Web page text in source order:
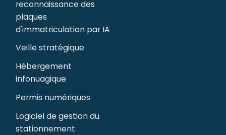
reconnaissance des
plaques
d'immatriculation par IA
Veille stratégique
Hébergement
infonuagique
Permis numériques
Logiciel de gestion du
stationnement